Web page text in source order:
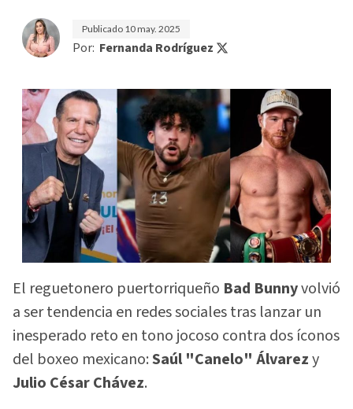
Publicado 10 may. 2025
Por: Fernanda Rodríguez
El reguetonero puertorriqueño Bad Bunnyvolvió
a ser tendencia en redes sociales tras lanzar un
inesperado reto en tono jocoso contra dos íconos
del boxeo mexicano:Saúl "Canelo" Álvarezy
Julio César Chávez.